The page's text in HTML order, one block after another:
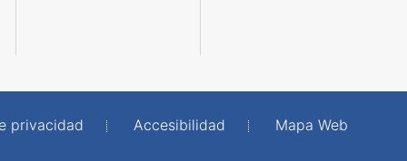
privacidad Accesibilidad
Mapa Web